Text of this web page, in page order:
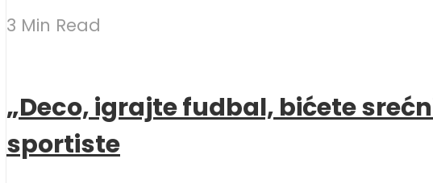
3 Min Read
„Deco, igrajte fudbal, bićete
sportiste